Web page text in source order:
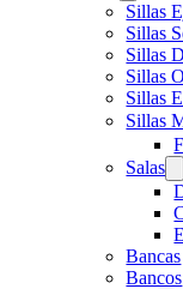
Sillas
Sillas
Sillas
Sillas
Sillas
Sillas
Salas
Bancas
Bancos